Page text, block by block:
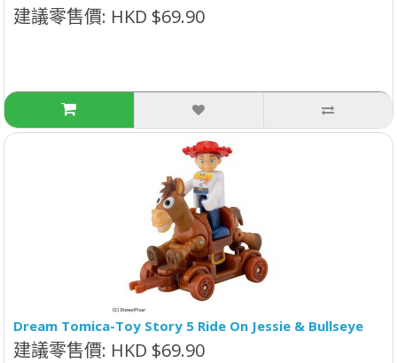
建議零售價: HKD $69.90
Dream Tomica-Toy Story 5 Ride On Jessie & Bullseye
建議零售價: HKD $69.90